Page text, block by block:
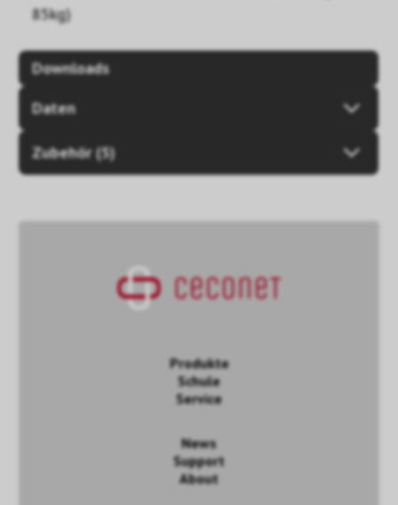
85kg)
Downloads
Daten
Zubehör (5)
Produkte
Schule
Service
News
Support
About